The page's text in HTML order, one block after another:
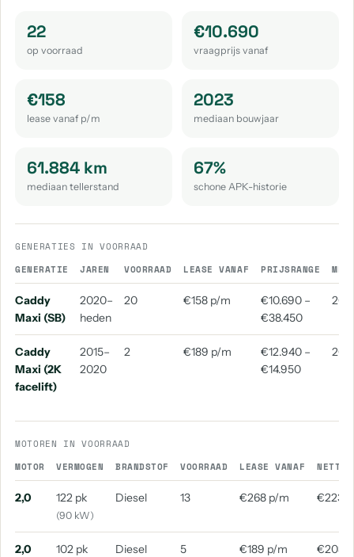
Volkswagen Tayron
aantal: 14
Volkswagen Tiguan Allspace
aantal: 14
aantal: 13 aantal: 11
Volkswagen Id.4 Volkswagen Beetle
aantal: 8
Volkswagen California
aantal: 3
Volkswagen E-Golf
aantal: 3
Volkswagen Kever
aantal: 3
Volkswagen T1
aantal: 3
Volkswagen Arteon Shooting Brake
aantal: 2
Volkswagen Overige
aantal: 2
Volkswagen Scirocco
aantal: 2
Volkswagen 181
aantal: 1
Volkswagen Amarok
aantal: 1
22
op voorraad
€10.690
vraagprijs vanaf
€158
lease vanaf p/m
2023
mediaan bouwjaar
61.884 km
mediaan tellerstand
67%
schone APK-historie
GENERATIES IN VOORRAAD
GENERATIE
JAREN VOORRAAD LEASE VANAF PRIJSRANGE
Caddy
Maxi (SB)
2020–
heden
20 €158 p/m
€10.690 –
€38.450
Caddy
Maxi (2K
facelift)
2015–
2020
2 €189 p/m
€12.940 –
€14.950
MOTOREN IN VOORRAAD
MOTOR
VERMOGEN BRANDSTOF VOORRAAD LEASE VANAF NETTO
2,0 122 pk
(90 kW)
Diesel 13 €268 p/m €223
2,0 102 pk Diesel 5 €189 p/m €203